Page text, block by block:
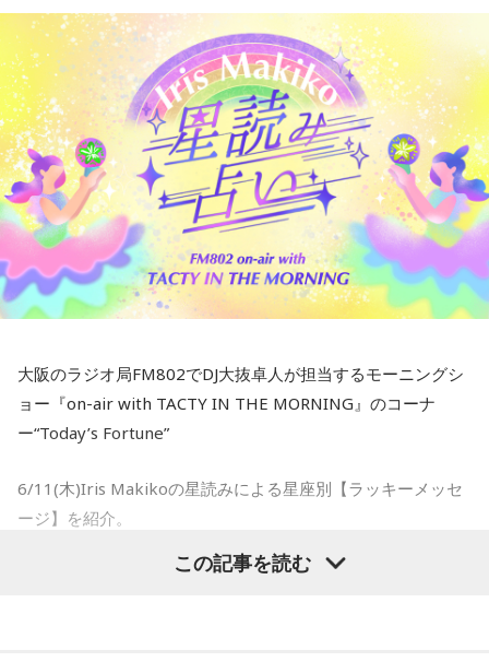
ないとダメだ、という思いがまだあって。立て直しや『こう
いうことがあったんだ』みたいなものは残していかなくては
いけない、と思うんです」
大竹「はい」
金平 「たとえでよく言うんです。福島や能登へ行くと、復興
という名で、元々あったものをブルドーザーで解体して、更
地にする。そこにあった記憶がすべて吹き飛んで、何もなく
なる。いまのメディア状況って更地化が進んでいるんじゃな
いか、と。そういう状況が進むと、口幅ったい言い方ですけ
に書き込む、みたいな」
大竹 「一方通行ですね」
金平 「きのう河野洋平さんが亡くなったでしょう。首相はお
悔やみの言葉をSNSに書いていました。違うんじゃないか、
と。僕がいままで育てられたところにあったものとは異質な
大阪のラジオ局FM802でDJ大抜卓人が担当するモーニングシ
ョー『on-air with TACTY IN THE MORNING』のコーナ
ー“Today’s Fortune”
6/11(木)Iris Makikoの星読みによる星座別【ラッキーメッセ
ージ】を紹介。
- * - * - * - * - * - * - * - * - * - * - * - * - * - * - * - * - * -- * -
この記事を読む